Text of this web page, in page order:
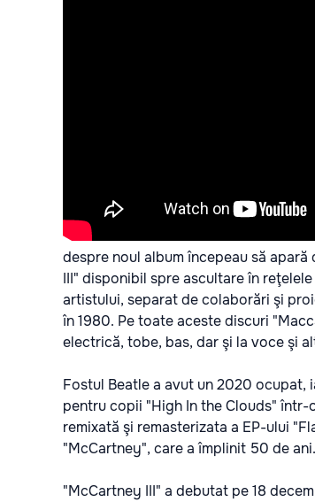
despre noul album începeau să
III" disponibil spre ascultare în
artistului, separat de colaborări şi
în 1980. Pe toate aceste discuri
electrică, tobe, bas, dar şi la voce şi
Fostul Beatle a avut un 2020
pentru copii "High In the Clouds"
remixată şi remasterizata a EP-ului
"McCartney", care a împlinit 50 de ani.
"McCartney III" a debutat pe 18